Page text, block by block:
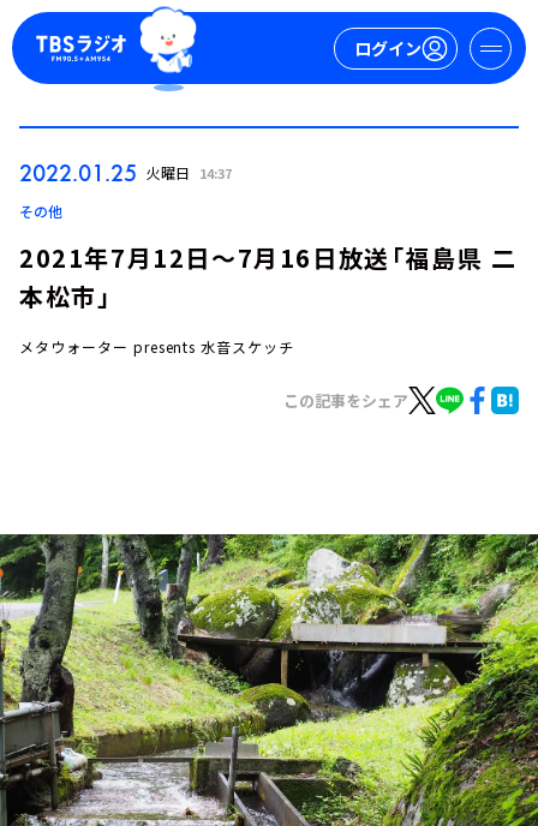
ログイン
お知らせ
イベント・グッズ
YouTube
会社情報
2022.01.25 火曜日 14:37
その他
2021年7月12日～7月16日放送「福島県 二
本松市」
メタウォーター presents 水音スケッチ
この記事をシェア